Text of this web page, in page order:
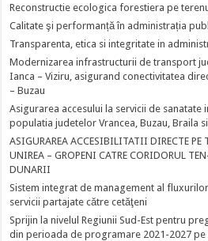
Reconstructie ecologica forestiera pe
Calitate şi performanță în administrația
Transparenta, etica si integritate in
Modernizarea infrastructurii de transport
Ianca – Viziru, asigurand conectivitatea
– Buzau
Asigurarea accesului la servicii de
populatia judetelor Vrancea, Buzau, Braila
ASIGURAREA ACCESIBILITATII DIRECTE PE
UNIREA – GROPENI CATRE CORIDORUL
DUNARII
Sistem integrat de management al
servicii partajate către cetăţeni
Sprijin la nivelul Regiunii Sud-Est pentru
din perioada de programare 2021-2027